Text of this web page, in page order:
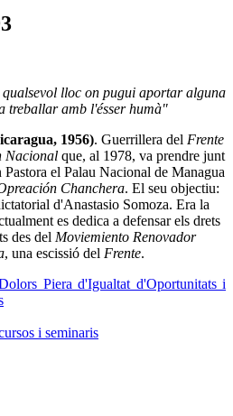
qualsevol lloc on pugui aportar alguna
treballar amb l'ésser humà"
1956). Guerrillera del Frente
Nacional que, al 1978, va prendre junt
el Palau Nacional de Managua
Chanchera. El seu objectiu:
d'Anastasio Somoza. Era la
es dedica a defensar els drets
des del Moviemiento Renovador
, una escissió del Frente.
Piera d'Igualtat d'Oportunitats i
i seminaris